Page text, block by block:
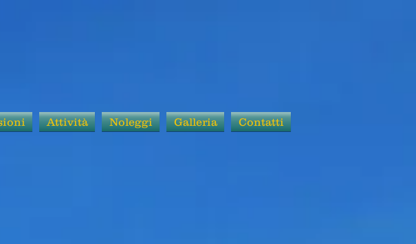
Attività Noleggi Galleria Contatti